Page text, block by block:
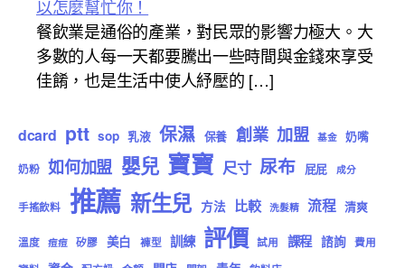
以怎麼幫忙你！
餐飲業是通俗的產業，對民眾的影響力極大。大
多數的人每一天都要騰出一些時間與金錢來享受
佳餚，也是生活中使人紓壓的 […]
dcard ptt sop 乳液 保濕 保養 創業 加盟 基金 奶嘴
奶粉 如何加盟 嬰兒 寶寶 尺寸 尿布 屁屁 成分
手搖飲料 推薦 新生兒 方法 比較 洗髮精 流程 清爽
溫度 痘痘 矽膠 美白 褲型 訓練 評價 試用 課程 諮詢 費用